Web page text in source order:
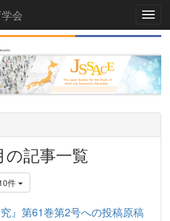
会
の記事一覧
件
究』第61巻第2号への投稿原稿